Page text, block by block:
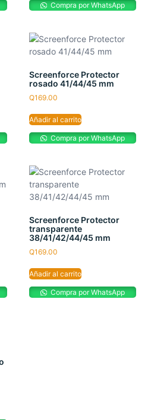
Compra por WhatsApp
Screenforce Protector
rosado 41/44/45 mm
Q169.00
Añadir al carrito
Compra por WhatsApp
Screenforce Protector
transparente
38/41/42/44/45 mm
Q169.00
Añadir al carrito
Compra por WhatsApp